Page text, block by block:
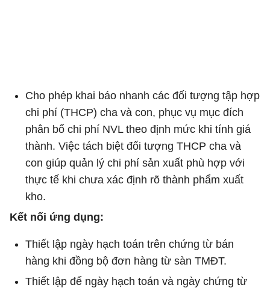
Cho phép khai báo nhanh các đối tượng tập hợp
chi phí (THCP) cha và con, phục vụ mục đích
phân bổ chi phí NVL theo định mức khi tính giá
thành. Việc tách biệt đối tượng THCP cha và
con giúp quản lý chi phí sản xuất phù hợp với
thực tế khi chưa xác định rõ thành phẩm xuất
kho.
Kết nối ứng dụng:
Thiết lập ngày hạch toán trên chứng từ bán
hàng khi đồng bộ đơn hàng từ sàn TMĐT.
Thiết lập để ngày hạch toán và ngày chứng từ